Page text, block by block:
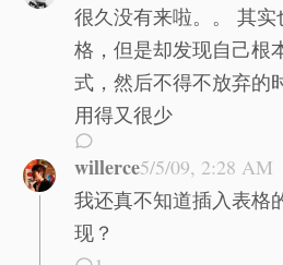
很久没有来啦。。 其
格，但是却发现自己根
式，然后不得不放弃的
用得又很少
willerce5/5/09, 2:28 AM
我还真不知道插入表格
现？